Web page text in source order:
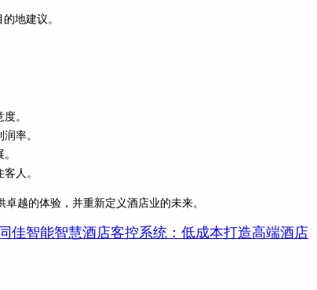
地建议。
。
率。
人。
越的体验，并重新定义酒店业的未来。
同佳智能智慧酒店客控系统：低成本打造高端酒店